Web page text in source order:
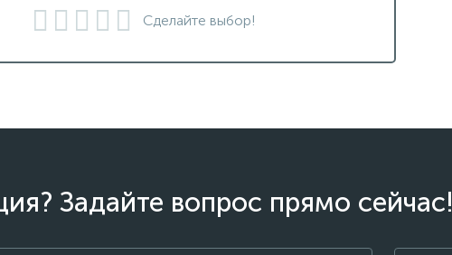
Сделайте выбор!
Задайте вопрос прямо сейчас!